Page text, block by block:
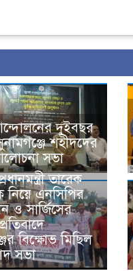
দুইবছর
শহীদদের
সভা
তারেক
নিয়ে এনসিপির
ও সার্জিসের
বিক্ষোভ মিছিল
সভা